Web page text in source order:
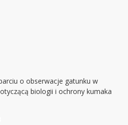
o obserwacje gatunku w
biologii i ochrony kumaka